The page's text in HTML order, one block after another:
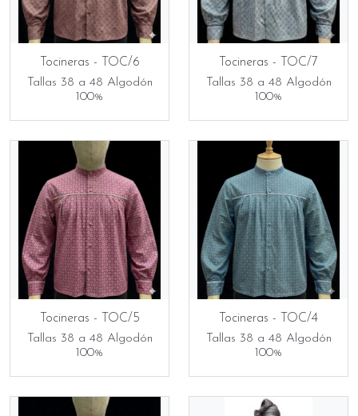
Tocineras - TOC/6
Tallas 38 a 48 Algodón
100%
Tocineras - TOC/7
Tallas 38 a 48 Algodón
100%
Tocineras - TOC/5
Tallas 38 a 48 Algodón
100%
Tocineras - TOC/4
Tallas 38 a 48 Algodón
100%